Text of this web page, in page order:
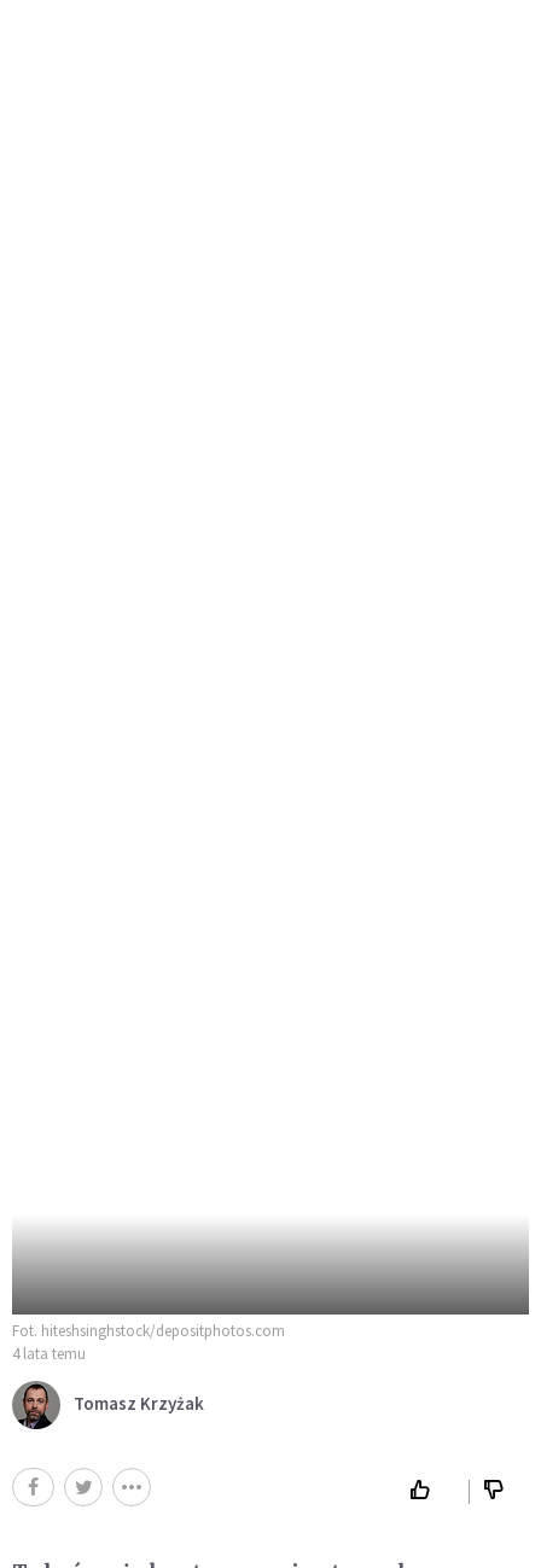
Fot. hiteshsinghstock/depositphotos.com
4 lata temu
Tomasz Krzyżak